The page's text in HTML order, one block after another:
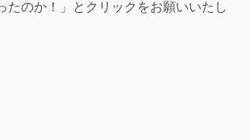
のか！」とクリックをお願いいたし